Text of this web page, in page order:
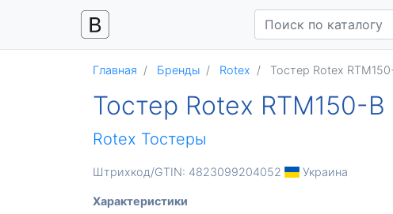
Главная Бренды Rotex Тостер Rotex
Тостер Rotex RTM150-
Rotex Тостеры
Штрихкод/GTIN: 4823099204052 Украина
Характеристики